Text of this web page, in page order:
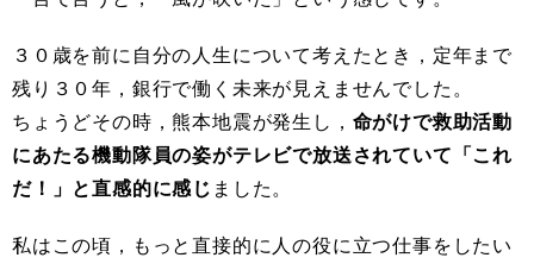
３０歳を前に自分の人生について考えたとき，定年まで
残り３０年，銀行で働く未来が見えませんでした。
ちょうどその時，熊本地震が発生し， 命がけで救助活動
にあたる機動隊員の姿がテレビで放送されていて「これ
だ！」と直感的に感じ ました。
私はこの頃，もっと直接的に人の役に立つ仕事をしたい